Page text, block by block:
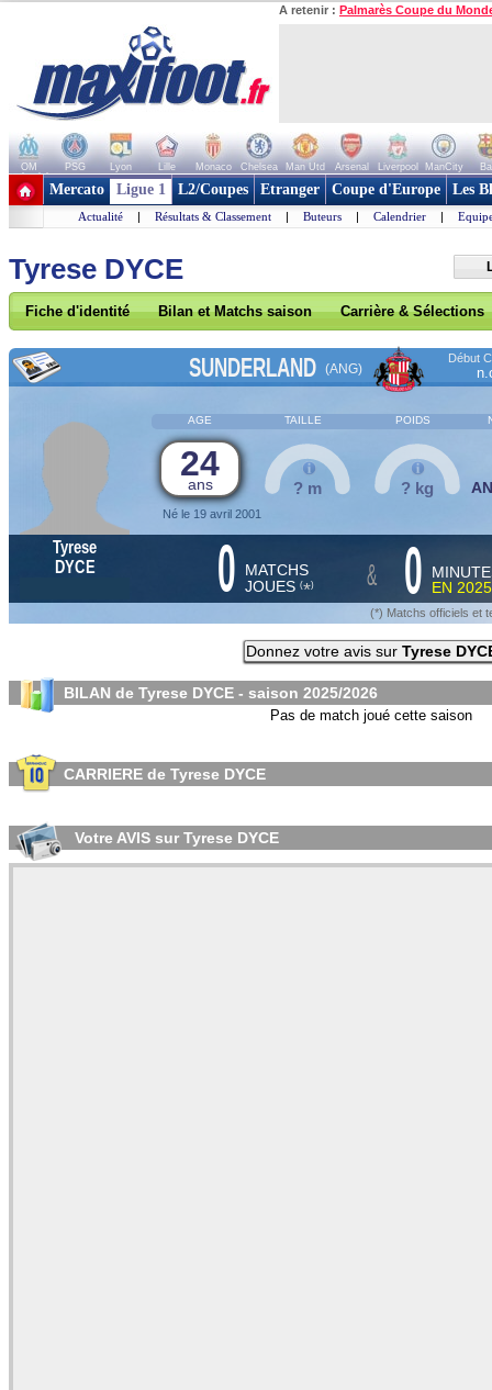
A retenir : Palmarès Coupe du
OM PSG Lyon Lille Monaco Chelsea Man Utd Arsenal Liverpool ManCity
+ de clubs
Mercato Ligue 1 L2/Coupes Etranger Coupe d'Europe Les
Actualité | Résultats & Classement | Buteurs | Calendrier |
Tyrese DYCE
Fiche d'identité Bilan et Matchs saison Carrière & Sélections
SUNDERLAND (ANG)
Début
AGE TAILLE POIDS
24
ans
Né le 19 avril 2001
? m ? kg
Tyrese
DYCE
0 MATCHS
JOUES (*) & 0
EN
(*) Matchs officiels et
Donnez votre avis sur Tyrese
BILAN de Tyrese DYCE - saison 2025/2026
Pas de match joué cette saison
CARRIERE de Tyrese DYCE
Votre AVIS sur Tyrese DYCE